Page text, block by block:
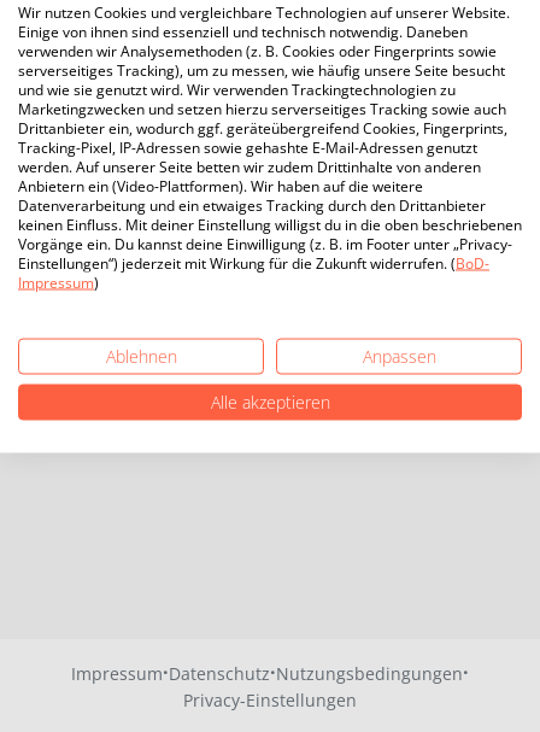
Impressum·Datenschutz·Nutzungsbedingungen·
Privacy-Einstellungen
Wir nutzen Cookies und vergleichbare Technologien auf unserer Website.
Einige von ihnen sind essenziell und technisch notwendig. Daneben
verwenden wir Analysemethoden (z. B. Cookies oder Fingerprints sowie
serverseitiges Tracking), um zu messen, wie häufig unsere Seite besucht
und wie sie genutzt wird. Wir verwenden Trackingtechnologien zu
Marketingzwecken und setzen hierzu serverseitiges Tracking sowie auch
Drittanbieter ein, wodurch ggf. geräteübergreifend Cookies, Fingerprints,
Tracking-Pixel, IP-Adressen sowie gehashte E-Mail-Adressen genutzt
werden. Auf unserer Seite betten wir zudem Drittinhalte von anderen
Anbietern ein (Video-Plattformen). Wir haben auf die weitere
Datenverarbeitung und ein etwaiges Tracking durch den Drittanbieter
keinen Einfluss. Mit deiner Einstellung willigst du in die oben beschriebenen
Vorgänge ein. Du kannst deine Einwilligung (z. B. im Footer unter „Privacy-
Einstellungen“) jederzeit mit Wirkung für die Zukunft widerrufen. (BoD-
Impressum)
Ablehnen
Anpassen
Alle akzeptieren